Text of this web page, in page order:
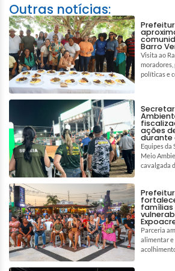
Outras notícias:
Barro
Visita ao
políticas e
ações
durante
Equipes
Meio
cavalgada
famílias
Parceria
alimentar